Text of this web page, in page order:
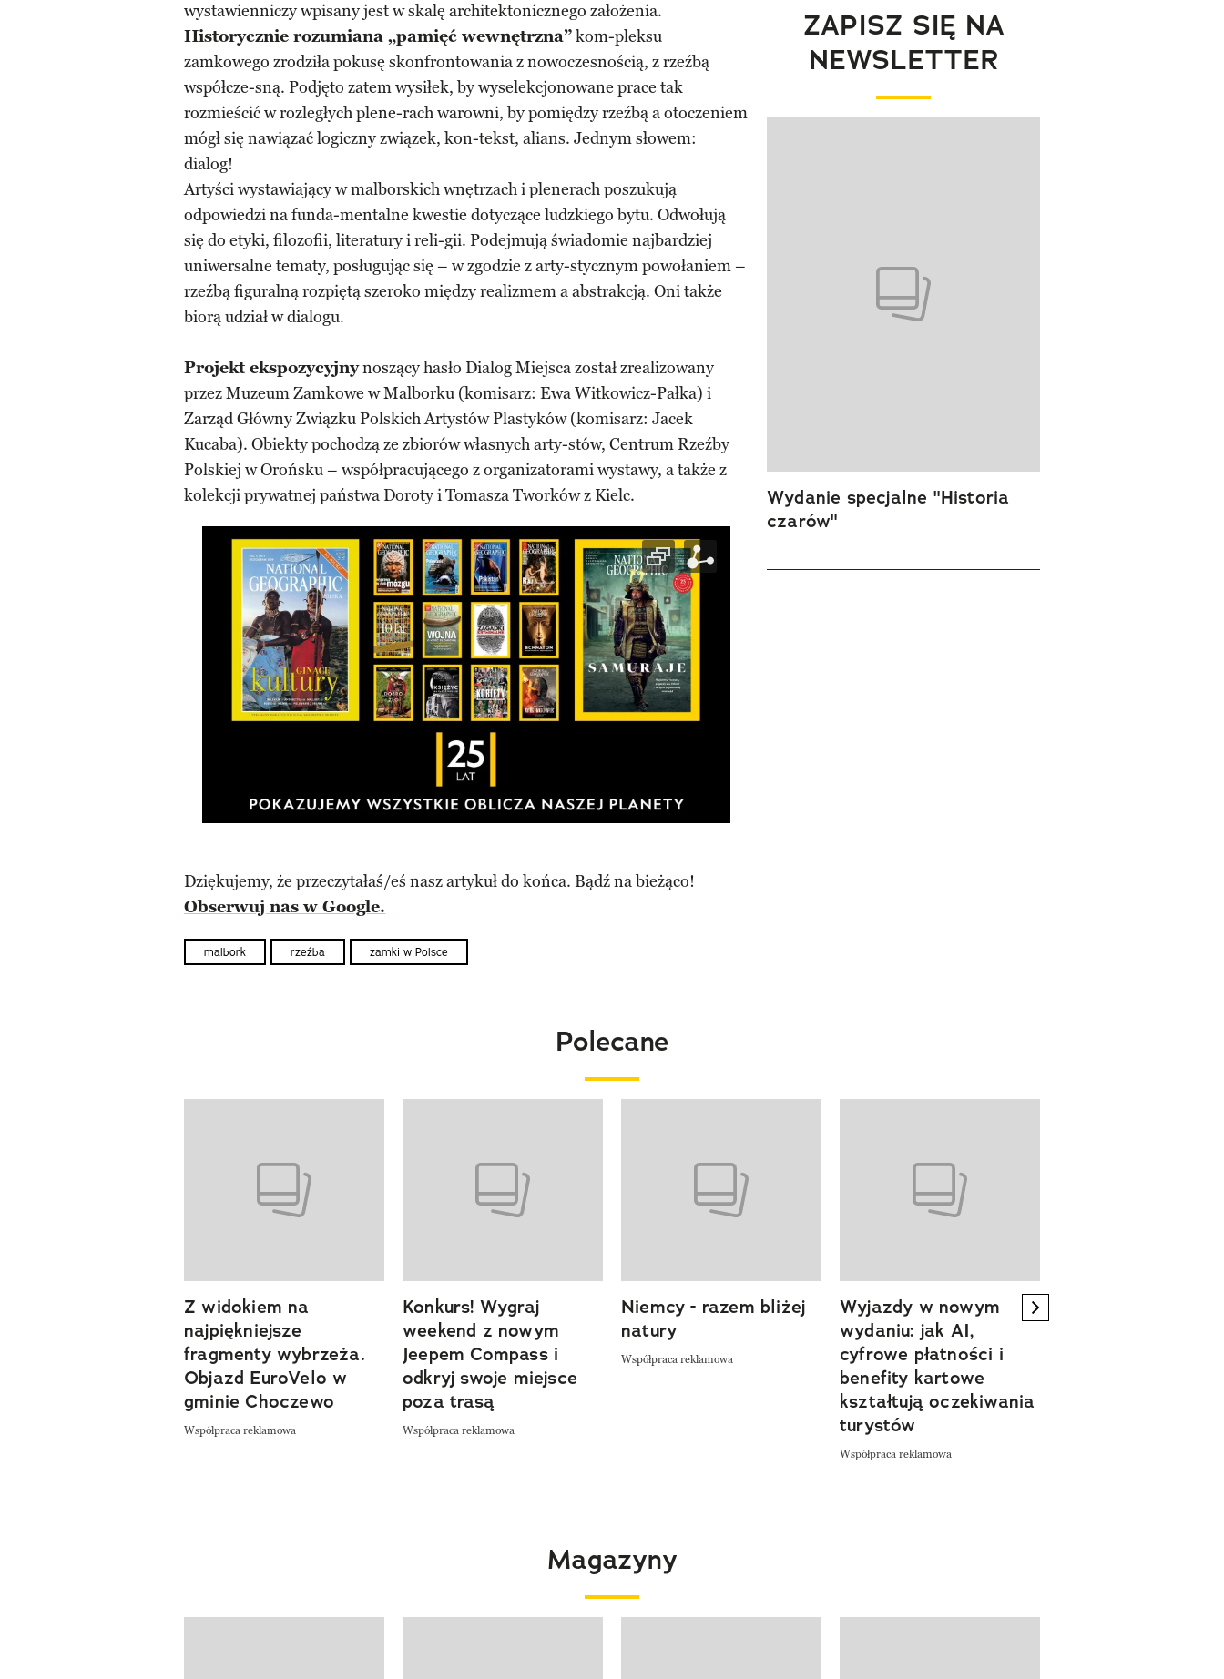
wystawienniczy wpisany jest w skalę architektonicznego założenia.
Historycznie rozumiana „pamięć wewnętrzna”kom-pleksu
zamkowego zrodziła pokusę skonfrontowania z nowoczesnością, z rzeźbą
współcze-sną. Podjęto zatem wysiłek, by wyselekcjonowane prace tak
rozmieścić w rozległych plene-rach warowni, by pomiędzy rzeźbą a otoczeniem
mógł się nawiązać logiczny związek, kon-tekst, alians. Jednym słowem:
dialog!
Artyści wystawiający w malborskich wnętrzach i plenerach poszukują
odpowiedzi na funda-mentalne kwestie dotyczące ludzkiego bytu. Odwołują
się do etyki, filozofii, literatury i reli-gii. Podejmują świadomie najbardziej
uniwersalne tematy, posługując się – w zgodzie z arty-stycznym powołaniem –
rzeźbą figuralną rozpiętą szeroko między realizmem a abstrakcją. Oni także
biorą udział w dialogu.
Projekt ekspozycyjnynoszący hasło Dialog Miejsca został zrealizowany
przez Muzeum Zamkowe w Malborku (komisarz: Ewa Witkowicz-Pałka) i
Zarząd Główny Związku Polskich Artystów Plastyków (komisarz: Jacek
Kucaba). Obiekty pochodzą ze zbiorów własnych arty-stów, Centrum Rzeźby
Polskiej w Orońsku – współpracującego z organizatorami wystawy, a także z
kolekcji prywatnej państwa Doroty i Tomasza Tworków z Kielc.
Dziękujemy, że przeczytałaś/eś nasz artykuł do końca. Bądź na bieżąco!
Obserwuj nas w Google.
malbork rzeźba zamki w Polsce
ZAPISZ SIĘ NA
NEWSLETTER
Wydanie specjalne "Historia
czarów"
Polecane
previous element
Z widokiem na
najpiękniejsze
fragmenty wybrzeża.
Objazd EuroVelo w
gminie Choczewo
Współpraca reklamowa
Konkurs! Wygraj
weekend z nowym
Jeepem Compass i
odkryj swoje miejsce
poza trasą
Współpraca reklamowa
Niemcy - razem bliżej
natury
Współpraca reklamowa
Wyjazdy w nowym
wydaniu: jak AI,
cyfrowe płatności i
benefity kartowe
kształtują oczekiwania
turystów
Współpraca reklamowa
next element
Magazyny